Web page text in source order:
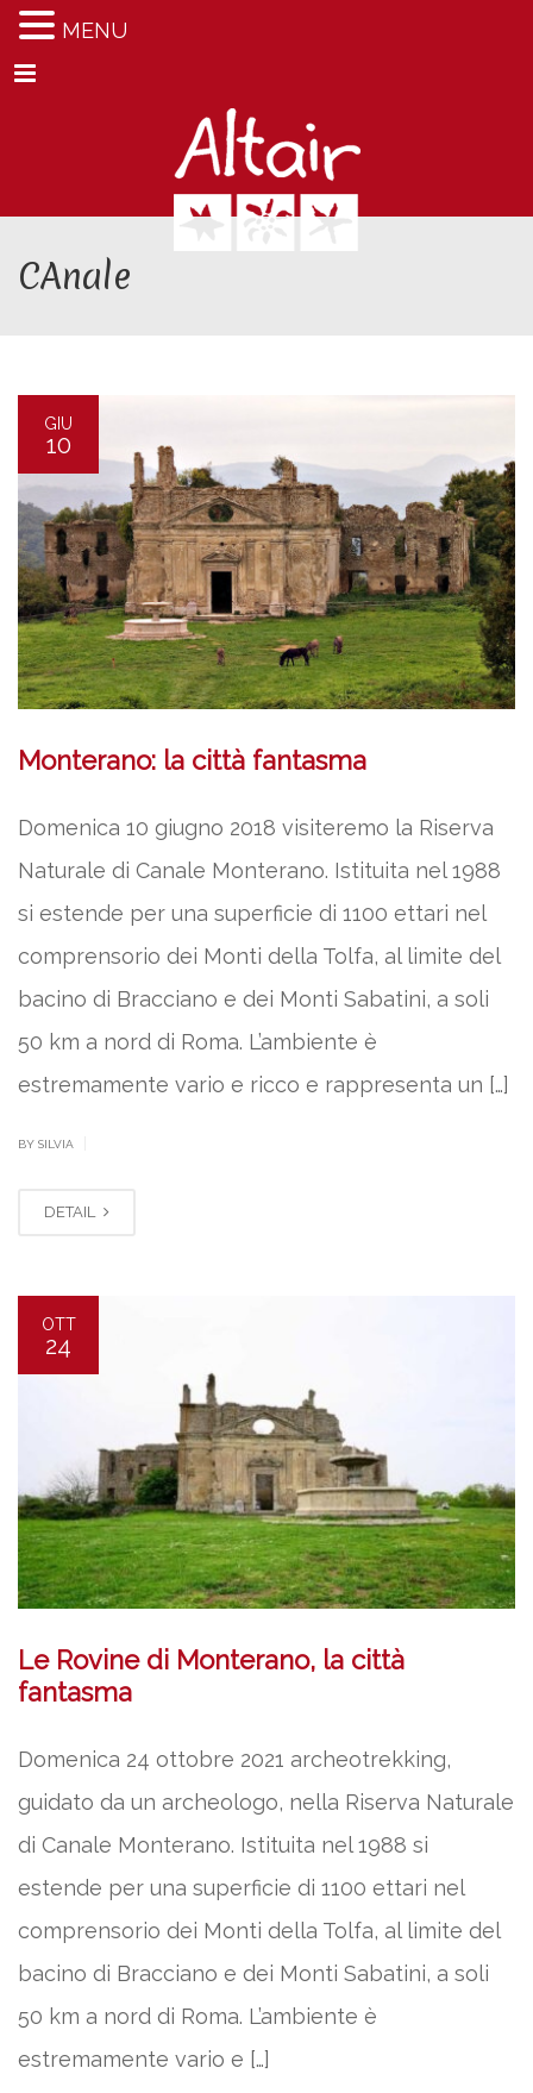
Menu
CAnale
GIU
10
Monterano: la città fantasma
Domenica 10 giugno 2018 visiteremo la Riserva
Naturale di Canale Monterano. Istituita nel 1988
si estende per una superficie di 1100 ettari nel
comprensorio dei Monti della Tolfa, al limite del
bacino di Bracciano e dei Monti Sabatini, a soli
50 km a nord di Roma. L’ambiente è
estremamente vario e ricco e rappresenta un […]
BY SILVIA
DETAIL
OTT
24
Le Rovine di Monterano, la città
fantasma
Domenica 24 ottobre 2021 archeotrekking,
guidato da un archeologo, nella Riserva Naturale
di Canale Monterano. Istituita nel 1988 si
estende per una superficie di 1100 ettari nel
comprensorio dei Monti della Tolfa, al limite del
bacino di Bracciano e dei Monti Sabatini, a soli
50 km a nord di Roma. L’ambiente è
estremamente vario e […]
MENU